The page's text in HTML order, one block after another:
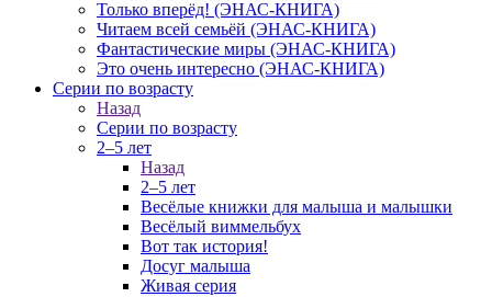
Только вперёд! (ЭНАС-КНИГА)
Читаем всей семьёй (ЭНАС-КНИГА)
Фантастические миры (ЭНАС-КНИГА)
Это очень интересно (ЭНАС-КНИГА)
Серии по возрасту
Назад
Серии по возрасту
2–5 лет
Назад
2–5 лет
Весёлые книжки для малыша и малышки
Весёлый виммельбух
Вот так история!
Досуг малыша
Живая серия